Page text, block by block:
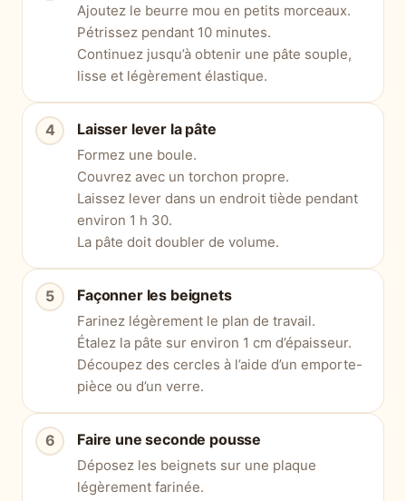
Ajoutez le beurre mou en petits morceaux.
Pétrissez pendant 10 minutes.
Continuez jusqu’à obtenir une pâte souple,
lisse et légèrement élastique.
Laisser lever la pâte
Formez une boule.
Couvrez avec un torchon propre.
Laissez lever dans un endroit tiède pendant
environ 1 h 30.
La pâte doit doubler de volume.
Façonner les beignets
Farinez légèrement le plan de travail.
Étalez la pâte sur environ 1 cm d’épaisseur.
Découpez des cercles à l’aide d’un emporte-
pièce ou d’un verre.
Faire une seconde pousse
Déposez les beignets sur une plaque
légèrement farinée.